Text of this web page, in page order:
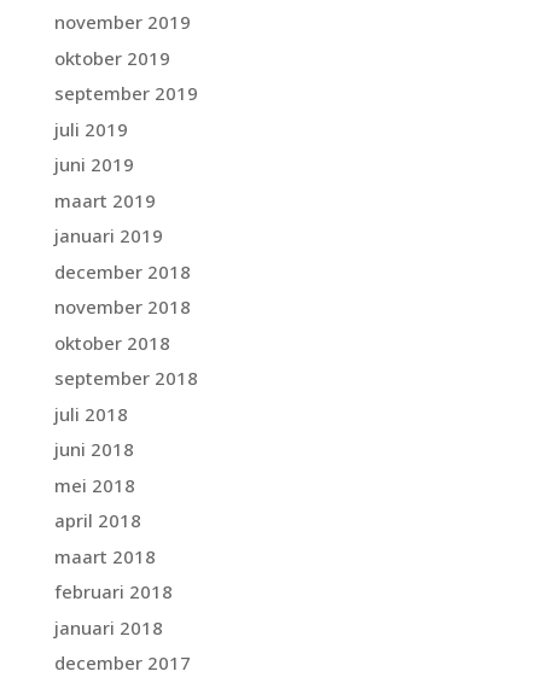
november 2019
oktober 2019
september 2019
juli 2019
juni 2019
maart 2019
januari 2019
december 2018
november 2018
oktober 2018
september 2018
juli 2018
juni 2018
mei 2018
april 2018
maart 2018
februari 2018
januari 2018
december 2017